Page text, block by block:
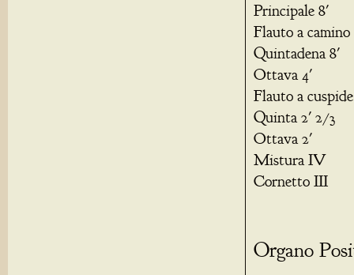
Principale 8'
Flauto a camino
Quintadena 8'
Ottava 4'
Flauto a
Quinta 2' 2/3
Ottava 2'
Mistura IV
Cornetto III
Organo